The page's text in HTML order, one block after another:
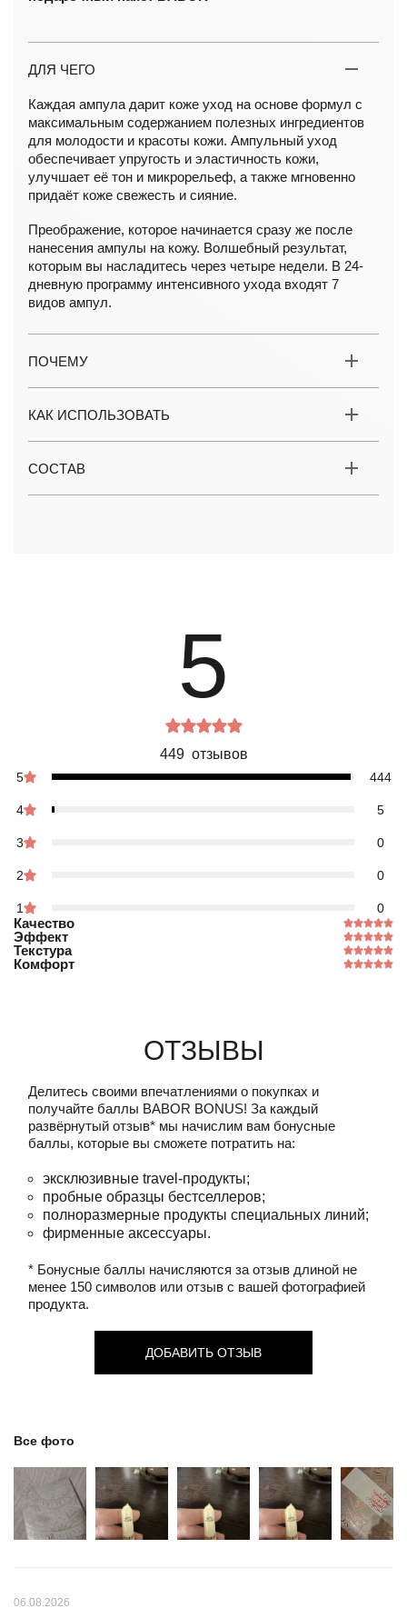
ДЛЯ ЧЕГО
Каждая ампула дарит коже уход на основе формул с
максимальным содержанием полезных ингредиентов
для молодости и красоты кожи. Ампульный уход
обеспечивает упругость и эластичность кожи,
улучшает её тон и микрорельеф, а также мгновенно
придаёт коже свежесть и сияние.
Преображение, которое начинается сразу же после
нанесения ампулы на кожу. Волшебный результат,
которым вы насладитесь через четыре недели. В 24-
дневную программу интенсивного ухода входят 7
видов ампул.
ПОЧЕМУ
КАК ИСПОЛЬЗОВАТЬ
СОСТАВ
5
449 отзывов
5 444
4 5
3 0
2 0
1 0
Качество
Эффект
Текстура
Комфорт
Отзывы
Делитесь своими впечатлениями о покупках и
получайте баллы BABOR BONUS! За каждый
развёрнутый отзыв* мы начислим вам бонусные
баллы, которые вы сможете потратить на:
эксклюзивные travel-продукты;
пробные образцы бестселлеров;
полноразмерные продукты специальных линий;
фирменные аксессуары.
* Бонусные баллы начисляются за отзыв длиной не
менее 150 символов или отзыв с вашей фотографией
продукта.
ДОБАВИТЬ ОТЗЫВ
Все фото
06.08.2026